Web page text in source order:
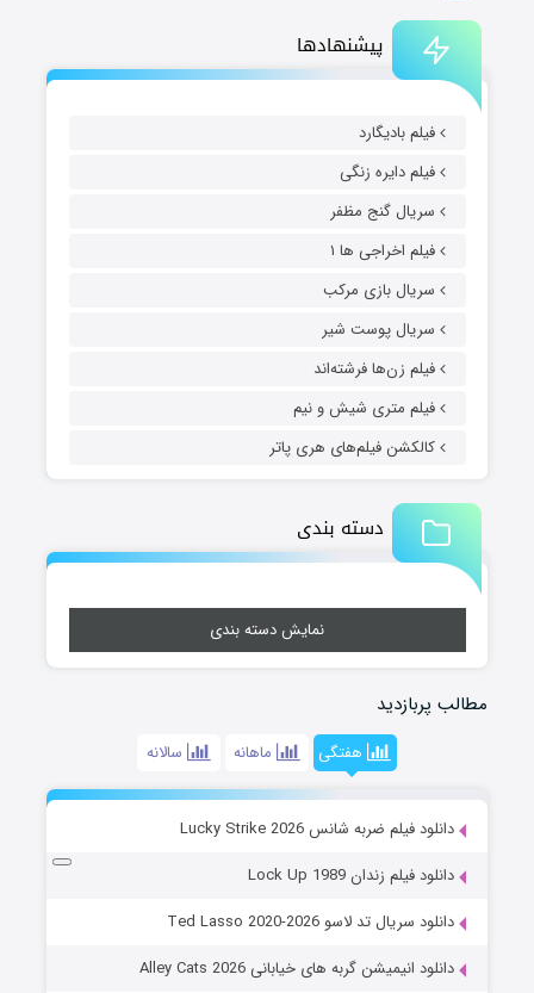
پیشنهادها
فیلم بادیگارد
فیلم دایره زنگی
سریال گنج مظفر
فیلم اخراجی ها ۱
سریال بازی مرکب
سریال پوست شیر
فیلم زن‌ها فرشته‌اند
فیلم متری شیش و نیم
کالکشن فیلم‌های هری پاتر
دسته بندی
نمایش دسته بندی
مطالب پربازدید
هفتگی ماهانه سالانه
دانلود فیلم ضربه شانس Lucky Strike 2026
دانلود فیلم زندان Lock Up 1989
دانلود سریال تد لاسو Ted Lasso 2020-2026
دانلود انیمیشن گربه های خیابانی Alley Cats 2026